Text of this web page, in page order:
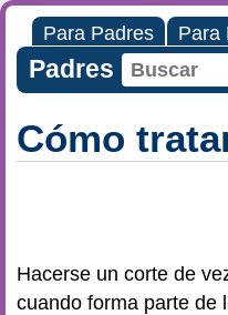
Para Padres Para
Padres
Cómo
Hacerse un corte de
cuando forma parte de